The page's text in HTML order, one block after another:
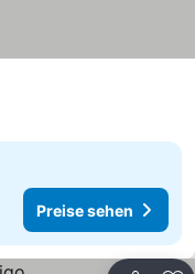
Preise sehen